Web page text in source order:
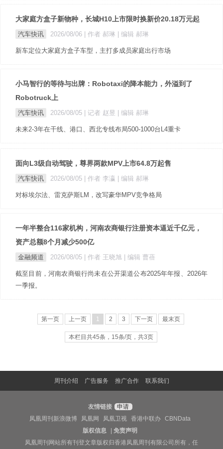
大家庭方盒子新物种，长城H10上市限时换新价20.18万元起
汽车快讯 2026/08/06 | 作者 郝琳 | 编辑 郝琳
新车定位大家庭方盒子车型，主打多成员家庭出行市场
小马智行的等待与出牌：Robotaxi的降本能力，外溢到了
Robotruck上
汽车快讯 2026/08/05 | 记者 赵昱 | 编辑 郝琳
未来2-3年在干线、港口、西北专线布局500-1000台L4重卡
面向L3级自动驾驶，尊界两款MPV上市64.8万起售
汽车快讯 2026/08/05 | 作者 李瀛 | 编辑 郝琳
对标埃尔法、雷克萨斯LM，改写豪华MPV竞争格局
一年半整合116家机构，河南农商银行注册资本逼近千亿元，
资产总额8个月减少500亿
金融频道 2026/08/05 | 作者 王晓旭 | 编辑 曹蓓
截至目前，河南农商银行尚未在公开渠道公布2025年年报、2026年
一季报。
第一页 上一页 1 2 3 下一页 最末页
本栏目共45条，15条/页，共3页
周刊介绍 广告服务 推广合作 联系我们
友情链接
申请
凤凰周刊新浪微博
凤凰网 凤凰卫视 香港中联办
CBNData
版权信息
|免责声明
凤凰周刊网站所有刊登文章版权归香港凤凰周刊有限公司所有，任